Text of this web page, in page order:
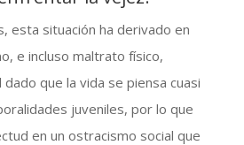
esta situación ha derivado en
e incluso maltrato físico,
que la vida se piensa cuasi
juveniles, por lo que
en un ostracismo social que